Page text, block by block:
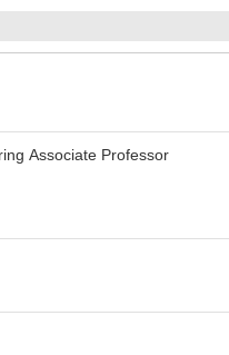
Associate Professor